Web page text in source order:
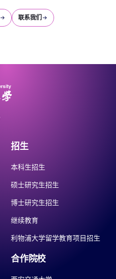
联系我们
招生
本科生招生
硕士研究生招生
博士研究生招生
继续教育
利物浦大学留学教育项目招生
合作院校